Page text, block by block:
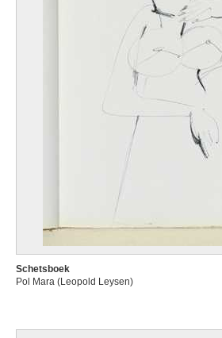
Schetsboek
Pol Mara (Leopold Leysen)